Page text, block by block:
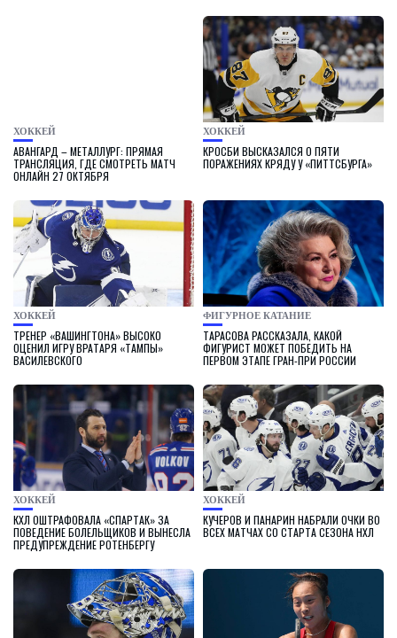
ХОККЕЙ
АВАНГАРД – МЕТАЛЛУРГ: ПРЯМАЯ
ТРАНСЛЯЦИЯ, ГДЕ СМОТРЕТЬ МАТЧ
ОНЛАЙН 27 ОКТЯБРЯ
ХОККЕЙ
КРОСБИ ВЫСКАЗАЛСЯ О ПЯТИ
ПОРАЖЕНИЯХ КРЯДУ У «ПИТТСБУРГА»
ХОККЕЙ
ТРЕНЕР «ВАШИНГТОНА» ВЫСОКО
ОЦЕНИЛ ИГРУ ВРАТАРЯ «ТАМПЫ»
ВАСИЛЕВСКОГО
ФИГУРНОЕ КАТАНИЕ
ТАРАСОВА РАССКАЗАЛА, КАКОЙ
ФИГУРИСТ МОЖЕТ ПОБЕДИТЬ НА
ПЕРВОМ ЭТАПЕ ГРАН-ПРИ РОССИИ
ХОККЕЙ
КХЛ ОШТРАФОВАЛА «СПАРТАК» ЗА
ПОВЕДЕНИЕ БОЛЕЛЬЩИКОВ И ВЫНЕСЛА
ПРЕДУПРЕЖДЕНИЕ РОТЕНБЕРГУ
ХОККЕЙ
КУЧЕРОВ И ПАНАРИН НАБРАЛИ ОЧКИ ВО
ВСЕХ МАТЧАХ СО СТАРТА СЕЗОНА НХЛ